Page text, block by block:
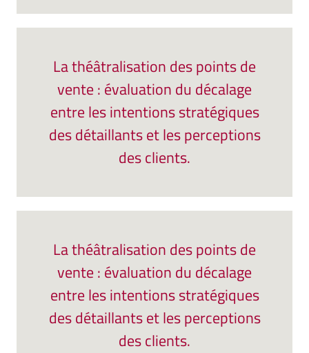
La théâtralisation des points de
vente : évaluation du décalage
entre les intentions stratégiques
des détaillants et les perceptions
des clients.
La théâtralisation des points de
vente : évaluation du décalage
entre les intentions stratégiques
des détaillants et les perceptions
des clients.